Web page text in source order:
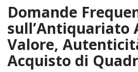
Domande
sull’Antiquariato
Valore,
Acquisto di